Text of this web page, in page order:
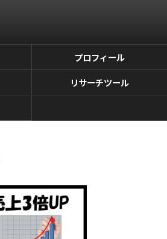
プロフィール
リサーチツール